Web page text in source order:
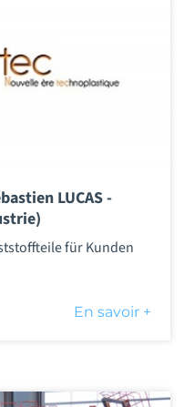
LUCAS -
für Kunden
En savoir +